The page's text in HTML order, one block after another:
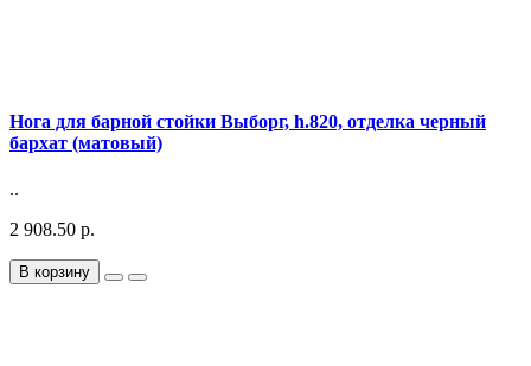
Нога для барной стойки Выборг, h.820, отделка черный
бархат (матовый)
..
2 908.50 р.
В корзину